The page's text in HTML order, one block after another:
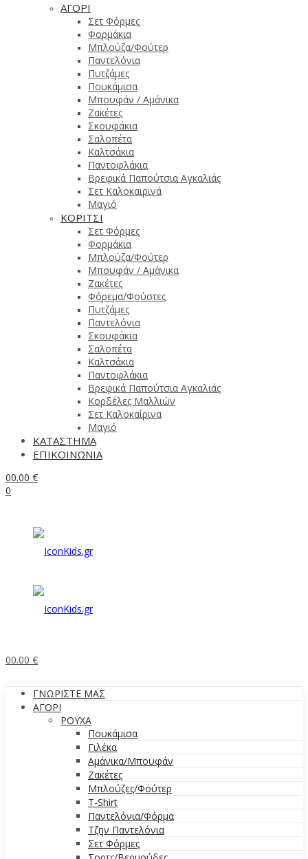
ΑΓΟΡΙ
Σετ Φόρμες
Φορμάκια
Μπλούζα/Φούτερ
Παντελόνια
Πυτζάμες
Πουκάμισα
Μπουφάν / Αμάνικα
Ζακέτες
Σκουφάκια
Σαλοπέτα
Καλτσάκια
Παντοφλάκια
Βρεφικά Παπούτσια Αγκαλιάς
Σετ Καλοκαιρινά
Μαγιό
ΚΟΡΙΤΣΙ
Σετ Φόρμες
Φορμάκια
Μπλούζα/Φούτερ
Μπουφάν / Αμάνικα
Ζακέτες
Φόρεμα/Φούστες
Πυτζάμες
Παντελόνια
Σκουφάκια
Σαλοπέτα
Καλτσάκια
Παντοφλάκια
Βρεφικά Παπούτσια Αγκαλιάς
Κορδέλες Μαλλιών
Σετ Καλοκαίρινα
Μαγιό
ΚΑΤΑΣΤΗΜΑ
ΕΠΙΚΟΙΝΩΝΙΑ
00.00 €
0
00.00 €
ΓΝΩΡΙΣΤΕ ΜΑΣ
ΑΓΟΡΙ
ΡΟΥΧΑ
Πουκάμισα
Γιλέκα
Αμάνικα/Μπουφάν
Ζακέτες
Μπλούζες/Φούτερ
T-Shirt
Παντελόνια/Φόρμα
Τζην Παντελόνια
Σετ Φόρμες